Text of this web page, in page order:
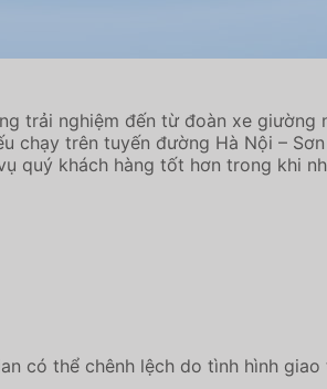
trải nghiệm đến từ đoàn xe
chạy trên tuyến đường Hà Nội –
quý khách hàng tốt hơn trong khi
có thể chênh lệch do tình hình giao